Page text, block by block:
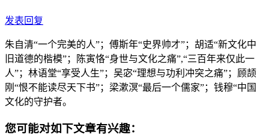
发表回复
朱自清“一个完美的人”；傅斯年“史界帅才”；胡适“新文化中
旧道德的楷模”；陈寅恪“身世与文化之痛”,“三百年来仅此一
人”；林语堂“享受人生”；吴宓“理想与功利冲突之痛”；顾颉
刚“恨不能读尽天下书”；梁漱溟“最后一个儒家”；钱穆“中国
文化的守护者。
您可能对如下文章有兴趣：